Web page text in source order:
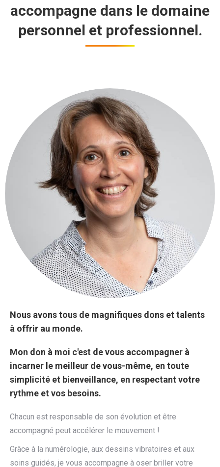
accompagne dans le domaine
personnel et professionnel.
Nous avons tous de magnifiques dons et talents
à offrir au monde.
Mon don à moi c'est de vous accompagner à
incarner le meilleur de vous-même, en toute
simplicité et bienveillance, en respectant votre
rythme et vos besoins.
Chacun est responsable de son évolution et être
accompagné peut accélérer le mouvement !
Grâce à la numérologie, aux dessins vibratoires et aux
soins guidés, je vous accompagne à oser briller votre